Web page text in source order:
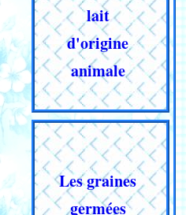
lait
d'origine
animale
Les graines
germées